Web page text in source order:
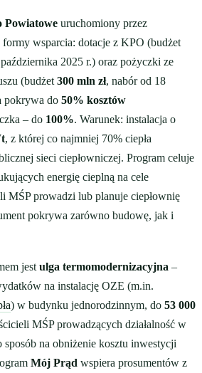
Powiatowe uruchomiony przez
wsparcia: dotacje z KPO (budżet
2025 r.) oraz pożyczki ze
(budżet 300 mln zł, nabór od 18
pokrywa do 50% kosztów
– do 100%. Warunek: instalacja o
, z której co najmniej 70% ciepła
sieci ciepłowniczej. Program celuje
energię cieplną na cele
MŚP prowadzi lub planuje ciepłownię
pokrywa zarówno budowę, jak i
jest ulga termomodernizacyjna –
na instalację OZE (m.in.
) w budynku jednorodzinnym, do 53 000
MŚP prowadzących działalność w
na obniżenie kosztu inwestycji
Mój Prąd wspiera prosumentów z